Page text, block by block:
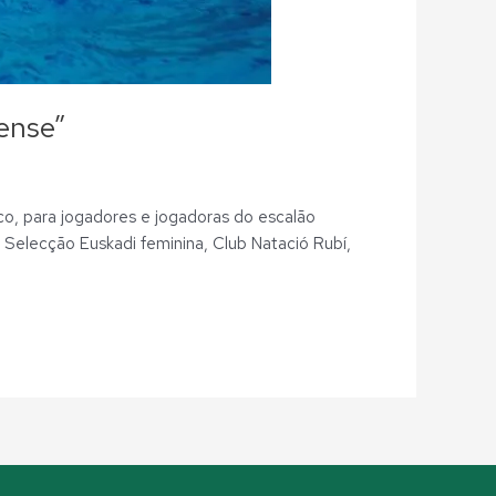
para jogadores e jogadoras do escalão
Euskadi feminina, Club Natació Rubí,